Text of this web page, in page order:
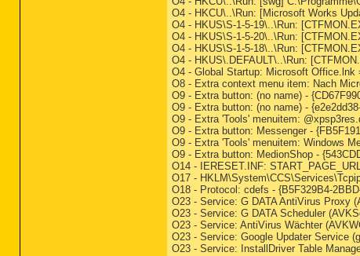
O4 - HKCU\..\Run: [Microsoft Works
O4 - HKUS\S-1-5-19\..\Run:
O4 - HKUS\S-1-5-20\..\Run:
O4 - HKUS\S-1-5-18\..\Run:
O4 - HKUS\.DEFAULT\..\Run:
O4 - Global Startup: Microsoft
O8 - Extra context menu item: Nach
O9 - Extra button: (no name) -
O9 - Extra button: (no name) -
O9 - Extra 'Tools' menuitem:
O9 - Extra button: Messenger -
O9 - Extra 'Tools' menuitem: Windows
O9 - Extra button: MedionShop -
O14 - IERESET.INF:
O17 -
O18 - Protocol: cdefs - {B5F329B4-
O23 - Service: G DATA AntiVirus Proxy
O23 - Service: G DATA Scheduler
O23 - Service: AntiVirus Wächter
O23 - Service: Google Updater Service
O23 - Service: InstallDriver Table